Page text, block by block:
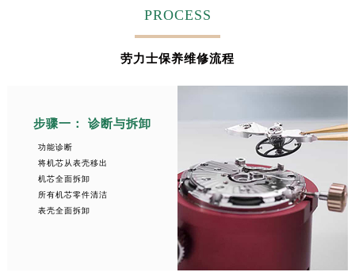
PROCESS
劳力士保养维修流程
步骤一： 诊断与拆卸
功能诊断
将机芯从表壳移出
机芯全面拆卸
所有机芯零件清洁
表壳全面拆卸